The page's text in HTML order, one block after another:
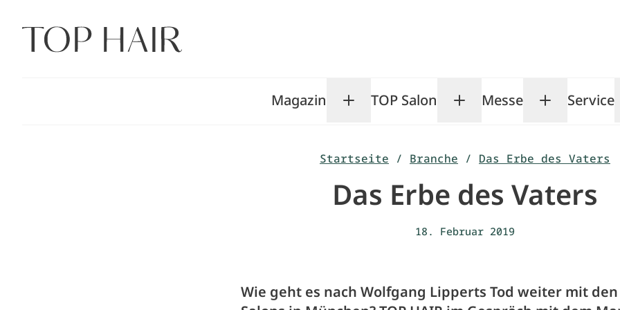
Inhalt
springen
Magazin Toggle Magazin submenu
TOP Salon Toggle TOP Salon
Messe ToggleService
Startseite / Branche / Das Erbe des Vaters
Das Erbe des Vaters
18. Februar 2019
Wie geht es nach Wolfgang Lipperts Tod weiter mit